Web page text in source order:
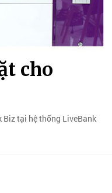
cho
Biz tại hệ thống LiveBank